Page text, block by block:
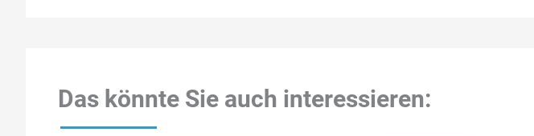
Das könnte Sie auch interessieren: